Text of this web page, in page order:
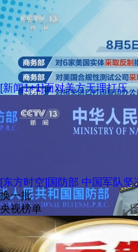
[新闻1+1]面对美方无理打压
[东方时空]国防部 中国军队
换一批
央视榜单